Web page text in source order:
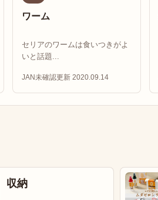
ワーム
セリアのワームは食いつきがよ
いと話題...
JAN未確認更新 2020.09.14
収納